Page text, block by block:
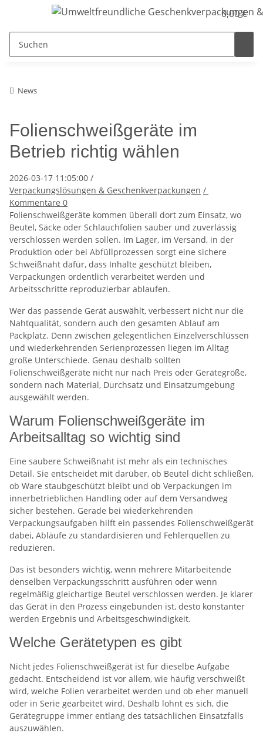
0,00 €
News
Folienschweißgeräte im
Betrieb richtig wählen
2026-03-17 11:05:00 /
Verpackungslösungen & Geschenkverpackungen /
Kommentare 0
Folienschweißgeräte kommen überall dort zum Einsatz, wo
Beutel, Säcke oder Schlauchfolien sauber und zuverlässig
verschlossen werden sollen. Im Lager, im Versand, in der
Produktion oder bei Abfüllprozessen sorgt eine sichere
Schweißnaht dafür, dass Inhalte geschützt bleiben,
Verpackungen ordentlich verarbeitet werden und
Arbeitsschritte reproduzierbar ablaufen.
Wer das passende Gerät auswählt, verbessert nicht nur die
Nahtqualität, sondern auch den gesamten Ablauf am
Packplatz. Denn zwischen gelegentlichen Einzelverschlüssen
und wiederkehrenden Serienprozessen liegen im Alltag
große Unterschiede. Genau deshalb sollten
Folienschweißgeräte nicht nur nach Preis oder Gerätegröße,
sondern nach Material, Durchsatz und Einsatzumgebung
ausgewählt werden.
Warum Folienschweißgeräte im
Arbeitsalltag so wichtig sind
Eine saubere Schweißnaht ist mehr als ein technisches
Detail. Sie entscheidet mit darüber, ob Beutel dicht schließen,
ob Ware staubgeschützt bleibt und ob Verpackungen im
innerbetrieblichen Handling oder auf dem Versandweg
sicher bestehen. Gerade bei wiederkehrenden
Verpackungsaufgaben hilft ein passendes Folienschweißgerät
dabei, Abläufe zu standardisieren und Fehlerquellen zu
reduzieren.
Das ist besonders wichtig, wenn mehrere Mitarbeitende
denselben Verpackungsschritt ausführen oder wenn
regelmäßig gleichartige Beutel verschlossen werden. Je klarer
das Gerät in den Prozess eingebunden ist, desto konstanter
werden Ergebnis und Arbeitsgeschwindigkeit.
Welche Gerätetypen es gibt
Nicht jedes Folienschweißgerät ist für dieselbe Aufgabe
gedacht. Entscheidend ist vor allem, wie häufig verschweißt
wird, welche Folien verarbeitet werden und ob eher manuell
oder in Serie gearbeitet wird. Deshalb lohnt es sich, die
Gerätegruppe immer entlang des tatsächlichen Einsatzfalls
auszuwählen.